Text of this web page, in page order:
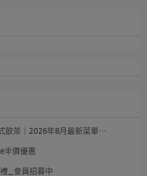
飲茶｜2026年8月最新菜單⋯
半價優惠
_會員招募中